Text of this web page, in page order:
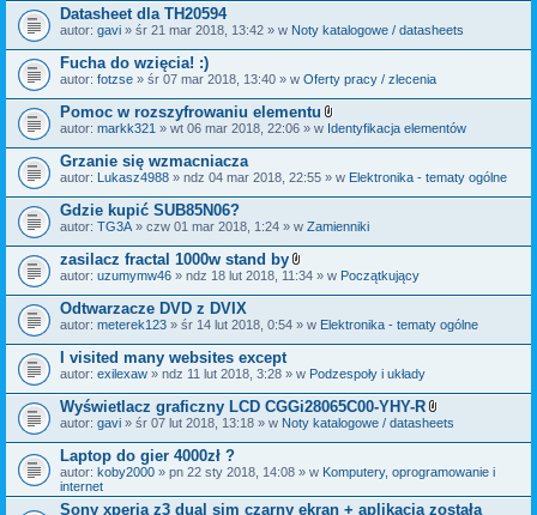
Datasheet dla TH20594
autor: gavi » śr 21 mar 2018, 13:42 » w Noty katalogowe / datasheets
Fucha do wzięcia! :)
autor: fotzse » śr 07 mar 2018, 13:40 » w Oferty pracy / zlecenia
Pomoc w rozszyfrowaniu elementu
Z
ł
c
z
i
autor: markk321 » wt 06 mar 2018, 22:06 » w Identyfikacja elementów
Grzanie się wzmacniacza
autor: Lukasz4988 » ndz 04 mar 2018, 22:55 » w Elektronika - tematy ogólne
Gdzie kupić SUB85N06?
autor: TG3A » czw 01 mar 2018, 1:24 » w Zamienniki
zasilacz fractal 1000w stand by
Z
ł
c
z
i
i
autor: uzumymw46 » ndz 18 lut 2018, 11:34 » w Początkujący
Odtwarzacze DVD z DVIX
autor: meterek123 » śr 14 lut 2018, 0:54 » w Elektronika - tematy ogólne
I visited many websites except
autor: exilexaw » ndz 11 lut 2018, 3:28 » w Podzespoły i układy
Wyświetlacz graficzny LCD CGGi28065C00-YHY-R
Z
ł
c
n
autor: gavi » śr 07 lut 2018, 13:18 » w Noty katalogowe / datasheets
Laptop do gier 4000zł ?
autor: koby2000 » pn 22 sty 2018, 14:08 » w Komputery, oprogramowanie i
internet
Sony xperia z3 dual sim czarny ekran + aplikacja została